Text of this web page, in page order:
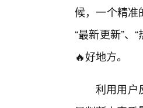
候，一个精准
“最新更新”、
🔥好地方。
利用用户